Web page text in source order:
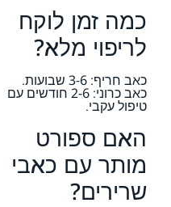
כמה זמן לוקח
לריפוי מלא?
כאב חריף: 3-6 שבועות.
כאב כרוני: 2-6 חודשים עם
טיפול עקבי.
האם ספורט
מותר עם כאבי
שרירים?